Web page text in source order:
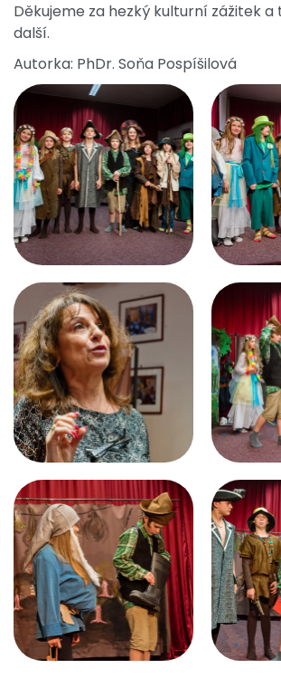
Děkujeme za hezký kulturní zážitek a
další.
Autorka: PhDr. Soňa Pospíšilová